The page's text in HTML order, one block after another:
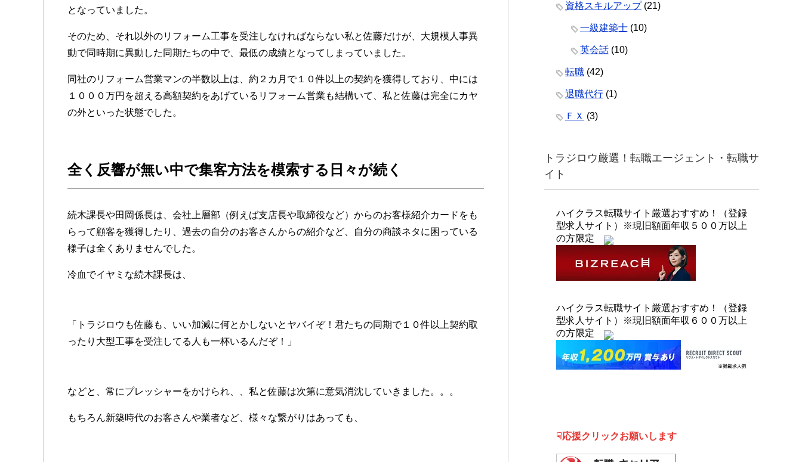
となっていました。
そのため、それ以外のリフォーム工事を受注しなければならない私と佐藤だけが、大規模人事異
動で同時期に異動した同期たちの中で、最低の成績となってしまっていました。
同社のリフォーム営業マンの半数以上は、約２カ月で１０件以上の契約を獲得しており、中には
１０００万円を超える高額契約をあげているリフォーム営業も結構いて、私と佐藤は完全にカヤ
の外といった状態でした。
全く反響が無い中で集客方法を模索する日々が続く
続木課長や田岡係長は、会社上層部（例えば支店長や取締役など）からのお客様紹介カードをも
らって顧客を獲得したり、過去の自分のお客さんからの紹介など、自分の商談ネタに困っている
様子は全くありませんでした。
冷血でイヤミな続木課長は、
「トラジロウも佐藤も、いい加減に何とかしないとヤバイぞ！君たちの同期で１０件以上契約取
ったり大型工事を受注してる人も一杯いるんだぞ！」
などと、常にプレッシャーをかけられ、、私と佐藤は次第に意気消沈していきました。。。
もちろん新築時代のお客さんや業者など、様々な繋がりはあっても、
資格スキルアップ(21)
一級建築士 (10)
英会話 (10)
転職 (42)
退職代行 (1)
ＦＸ (3)
トラジロウ厳選！転職エージェント・転職サ
イト
ハイクラス転職サイト厳選おすすめ！（登録
型求人サイト）※現旧額面年収５００万以上
の方限定
ハイクラス転職サイト厳選おすすめ！（登録
型求人サイト）※現旧額面年収６００万以上
の方限定
☟応援クリックお願いします